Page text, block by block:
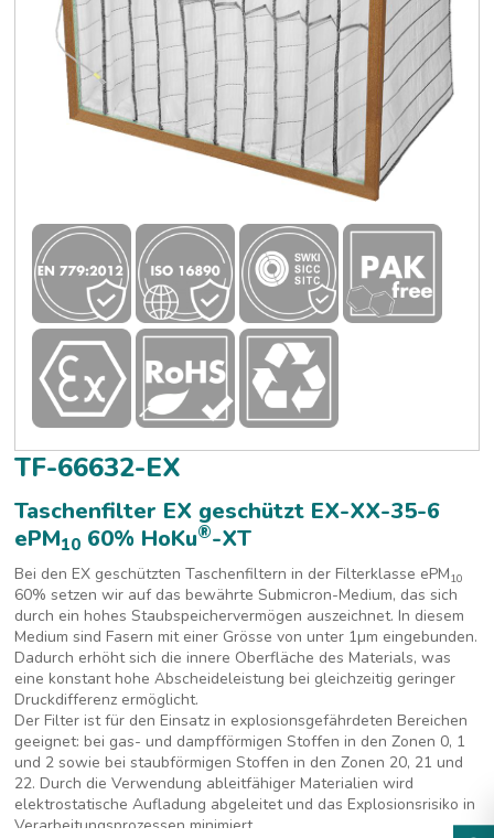
TF-66632-EX
Taschenfilter EX geschützt EX-XX-35-6
ePM10 60% HoKu®-XT
Bei den EX geschützten Taschenfiltern in der Filterklasse ePM10
60% setzen wir auf das bewährte Submicron-Medium, das sich
durch ein hohes Staubspeichervermögen auszeichnet. In diesem
Medium sind Fasern mit einer Grösse von unter 1µm eingebunden.
Dadurch erhöht sich die innere Oberfläche des Materials, was
eine konstant hohe Abscheideleistung bei gleichzeitig geringer
Druckdifferenz ermöglicht.
Der Filter ist für den Einsatz in explosionsgefährdeten Bereichen
geeignet: bei gas- und dampfförmigen Stoffen in den Zonen 0, 1
und 2 sowie bei staubförmigen Stoffen in den Zonen 20, 21 und
22. Durch die Verwendung ableitfähiger Materialien wird
elektrostatische Aufladung abgeleitet und das Explosionsrisiko in
Verarbeitungsprozessen minimiert.